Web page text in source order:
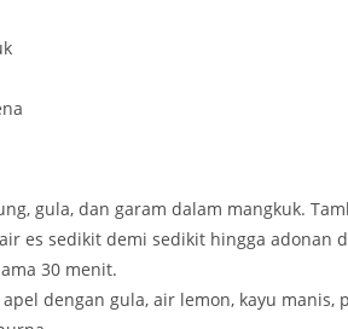
gula, dan garam dalam mangkuk.
es sedikit demi sedikit hingga adonan
30 menit.
dengan gula, air lemon, kayu manis,